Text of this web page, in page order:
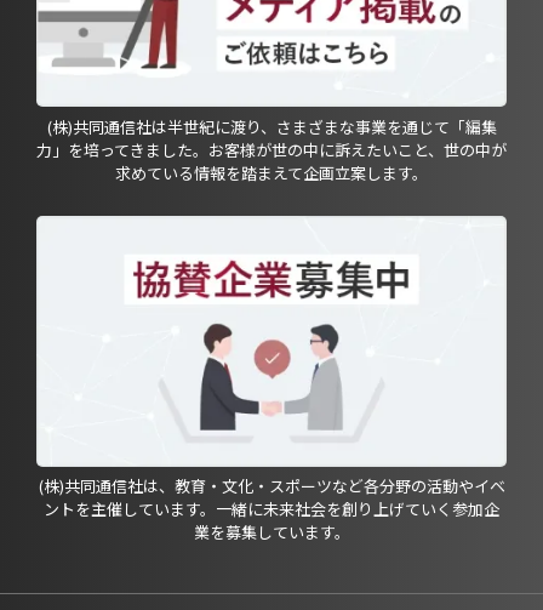
(株)共同通信社は半世紀に渡り、さまざまな事業を通じて「編集
力」を培ってきました。お客様が世の中に訴えたいこと、世の中が
求めている情報を踏まえて企画立案します。
(株)共同通信社は、教育・文化・スポーツなど各分野の活動やイベ
ントを主催しています。一緒に未来社会を創り上げていく参加企
業を募集しています。